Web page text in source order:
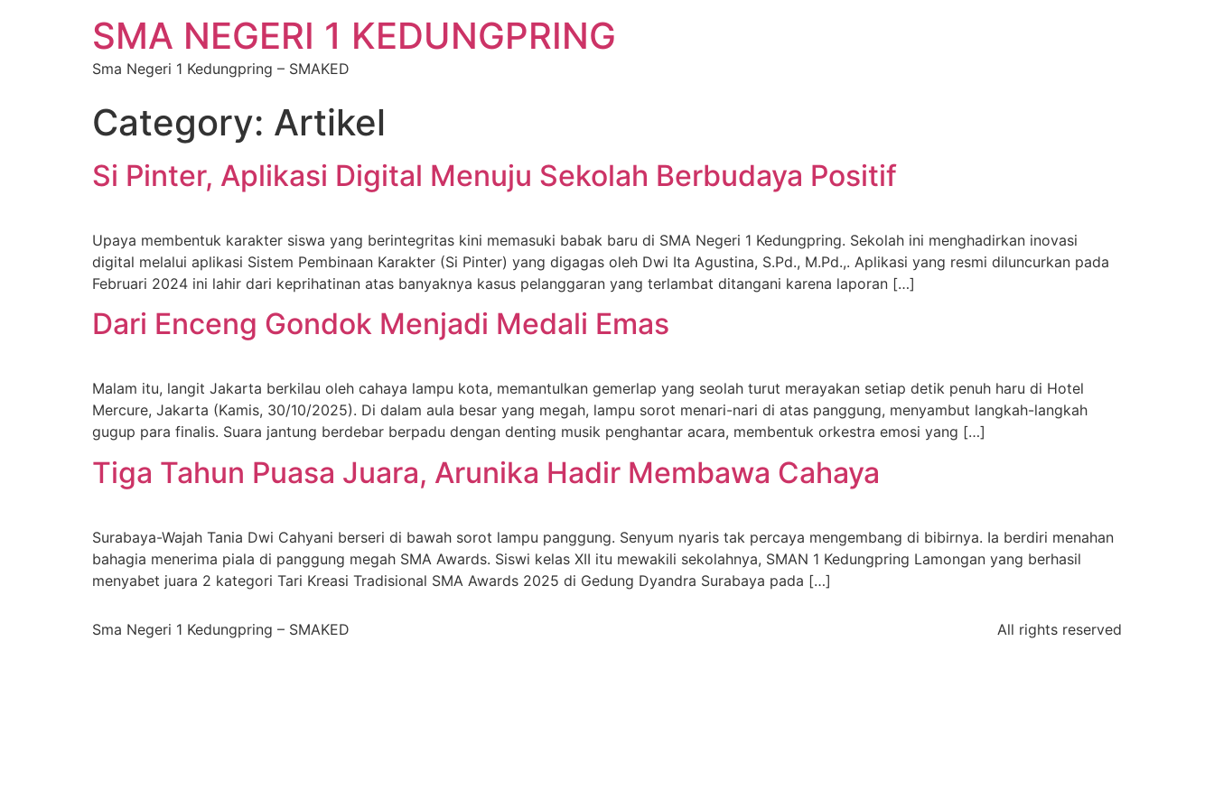
SMA NEGERI 1 KEDUNGPRING
Sma Negeri 1 Kedungpring – SMAKED
Category: Artikel
Si Pinter, Aplikasi Digital Menuju Sekolah Berbudaya Positif
Upaya membentuk karakter siswa yang berintegritas kini memasuki babak baru di SMA Negeri 1 Kedungpring. Sekolah ini menghadirkan inovasi
digital melalui aplikasi Sistem Pembinaan Karakter (Si Pinter) yang digagas oleh Dwi Ita Agustina, S.Pd., M.Pd.,. Aplikasi yang resmi diluncurkan pada
Februari 2024 ini lahir dari keprihatinan atas banyaknya kasus pelanggaran yang terlambat ditangani karena laporan […]
Dari Enceng Gondok Menjadi Medali Emas
Malam itu, langit Jakarta berkilau oleh cahaya lampu kota, memantulkan gemerlap yang seolah turut merayakan setiap detik penuh haru di Hotel
Mercure, Jakarta (Kamis, 30/10/2025). Di dalam aula besar yang megah, lampu sorot menari-nari di atas panggung, menyambut langkah-langkah
gugup para finalis. Suara jantung berdebar berpadu dengan denting musik penghantar acara, membentuk orkestra emosi yang […]
Tiga Tahun Puasa Juara, Arunika Hadir Membawa Cahaya
Surabaya-Wajah Tania Dwi Cahyani berseri di bawah sorot lampu panggung. Senyum nyaris tak percaya mengembang di bibirnya. Ia berdiri menahan
bahagia menerima piala di panggung megah SMA Awards. Siswi kelas XII itu mewakili sekolahnya, SMAN 1 Kedungpring Lamongan yang berhasil
menyabet juara 2 kategori Tari Kreasi Tradisional SMA Awards 2025 di Gedung Dyandra Surabaya pada […]
Sma Negeri 1 Kedungpring – SMAKED All rights reserved